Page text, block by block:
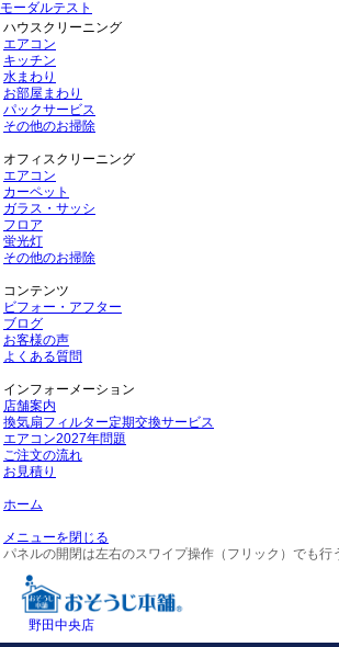
モーダルテスト
ハウスクリーニング
エアコン
キッチン
水まわり
お部屋まわり
パックサービス
その他のお掃除
オフィスクリーニング
エアコン
カーペット
ガラス・サッシ
フロア
蛍光灯
その他のお掃除
コンテンツ
ビフォー・アフター
ブログ
お客様の声
よくある質問
インフォーメーション
店舗案内
換気扇フィルター定期交換サービス
エアコン2027年問題
ご注文の流れ
お見積り
ホーム
メニューを閉じる
パネルの開閉は左右のスワイプ操作（フリック）でも行
野田中央店